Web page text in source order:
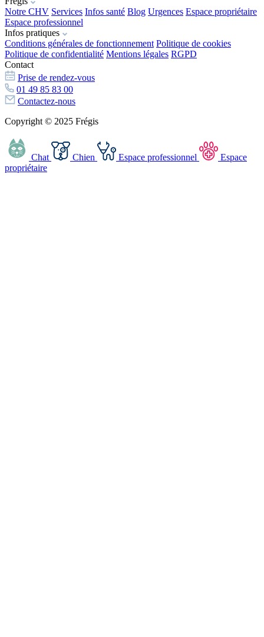
Notre CHV Services Infos santé Blog Urgences Espace propriétaire
Espace professionnel
Infos pratiques
Conditions générales de fonctionnement Politique de cookies
Politique de confidentialité Mentions légales RGPD
Contact
Prise de rendez-vous
01 49 85 83 00
Contactez-nous
Copyright © 2025 Frégis
Chat Chien Espace professionnel
Espace
propriétaire